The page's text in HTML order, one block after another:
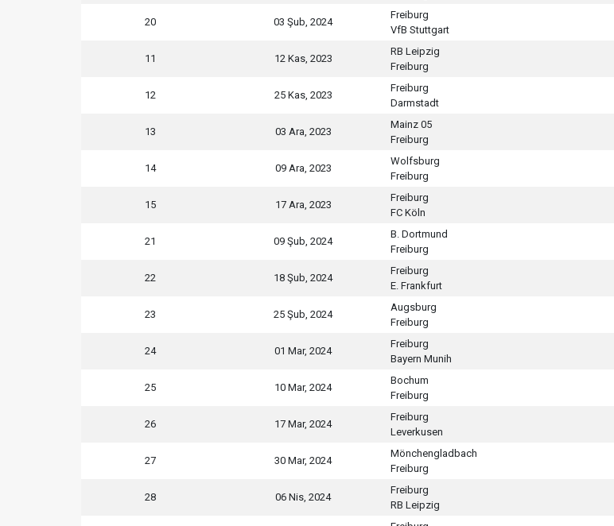
20 03 Şub, 2024
Freiburg
VfB Stuttgart
11 12 Kas, 2023
RB Leipzig
Freiburg
12 25 Kas, 2023
Freiburg
Darmstadt
13 03 Ara, 2023
Mainz 05
Freiburg
14 09 Ara, 2023
Wolfsburg
Freiburg
15 17 Ara, 2023
Freiburg
FC Köln
21 09 Şub, 2024
B. Dortmund
Freiburg
22 18 Şub, 2024
Freiburg
E. Frankfurt
23 25 Şub, 2024
Augsburg
Freiburg
24 01 Mar, 2024
Freiburg
Bayern Munih
25 10 Mar, 2024
Bochum
Freiburg
26 17 Mar, 2024
Freiburg
Leverkusen
27 30 Mar, 2024
Mönchengladbach
Freiburg
28 06 Nis, 2024
Freiburg
RB Leipzig